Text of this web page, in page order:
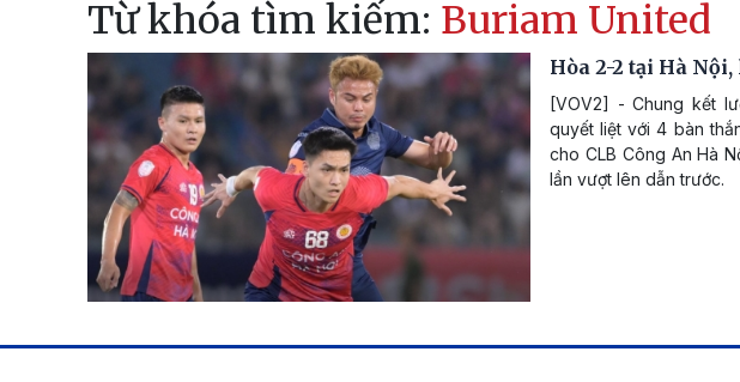
Từ khóa tìm kiếm: Buriam United
Hòa 2-2 tại Hà
[VOV2] - Chung kết
quyết liệt với 4 bàn
cho CLB Công An Hà
lần vượt lên dẫn trước.